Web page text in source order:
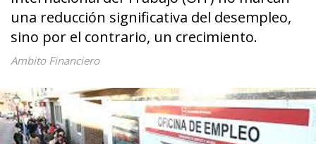
una reducción significativa del desempleo,
sino por el contrario, un crecimiento.
Ambito Financiero